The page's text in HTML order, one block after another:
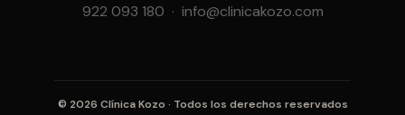
922 093 180 · info@clinicakozo.com
© 2026 Clínica Kozo · Todos los derechos reservados